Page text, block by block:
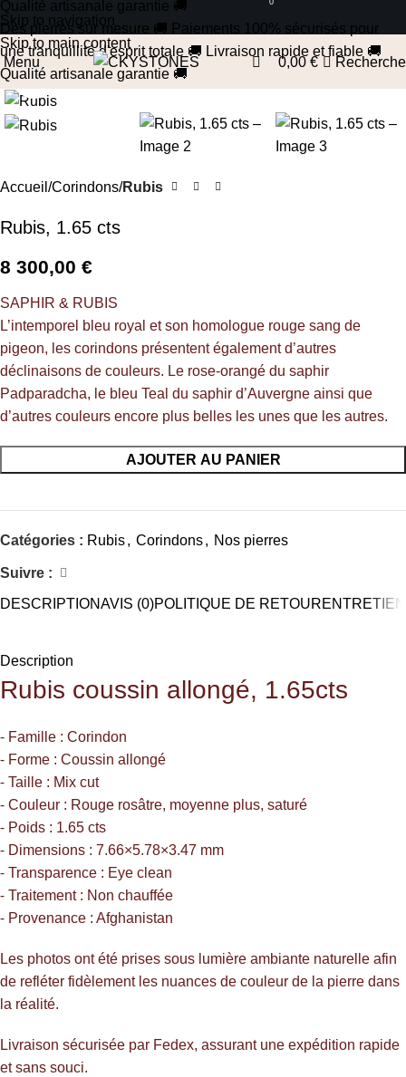
Skip to navigation
Skip to main content
Qualité artisanale garantie 🚚
Des pierres sur mesure 🚚 Paiements 100% sécurisés pour
une tranquillité d'esprit totale 🚚 Livraison rapide et fiable 🚚
Qualité artisanale garantie 🚚
Menu
0
0,00 € Recherche
Cliquez pour agrandir
Accueil Corindons Rubis
Rubis, 1.65 cts
8 300,00 €
SAPHIR & RUBIS
L’intemporel bleu royal et son homologue rouge sang de
pigeon, les corindons présentent également d’autres
déclinaisons de couleurs. Le rose-orangé du saphir
Padparadcha, le bleu Teal du saphir d’Auvergne ainsi que
d’autres couleurs encore plus belles les unes que les autres.
AJOUTER AU PANIER
Catégories : Rubis, Corindons, Nos pierres
Suivre :
DESCRIPTIONAVIS (0)POLITIQUE DE RETOURENTRETIEN
Description
Rubis coussin allongé, 1.65cts
⁃ Famille : Corindon
⁃ Forme : Coussin allongé
⁃ Taille : Mix cut
⁃ Couleur : Rouge rosâtre, moyenne plus, saturé
⁃ Poids : 1.65 cts
⁃ Dimensions : 7.66×5.78×3.47 mm
⁃ Transparence : Eye clean
⁃ Traitement : Non chauffée
⁃ Provenance : Afghanistan
Les photos ont été prises sous lumière ambiante naturelle afin
de refléter fidèlement les nuances de couleur de la pierre dans
la réalité.
Livraison sécurisée par Fedex, assurant une expédition rapide
et sans souci.